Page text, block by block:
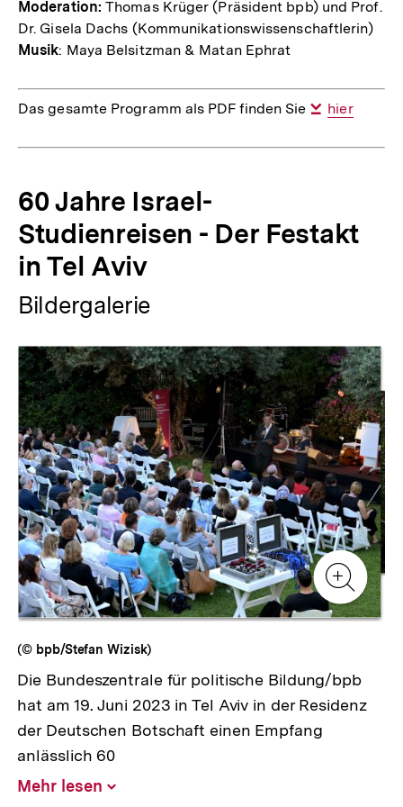
Moderation:Thomas Krüger (Präsident bpb) und Prof.
Dr. Gisela Dachs (Kommunikationswissenschaftlerin)
Musik: Maya Belsitzman & Matan Ephrat
Das gesamte Programm als PDF finden Sie
Interner
hier
60 Jahre Israel-
Studienreisen - Der Festakt
in Tel Aviv
Bildergalerie
Inhaltskarussell
überspringen
Zur
Zur
Zur
Galerieansicht
(© bpb/Stefan Wizisk)
Die Bundeszentrale für politische Bildung/bpb
hat am 19. Juni 2023 in Tel Aviv in der Residenz
der Deutschen Botschaft einen Empfang
anlässlich 60
Mehr lesen